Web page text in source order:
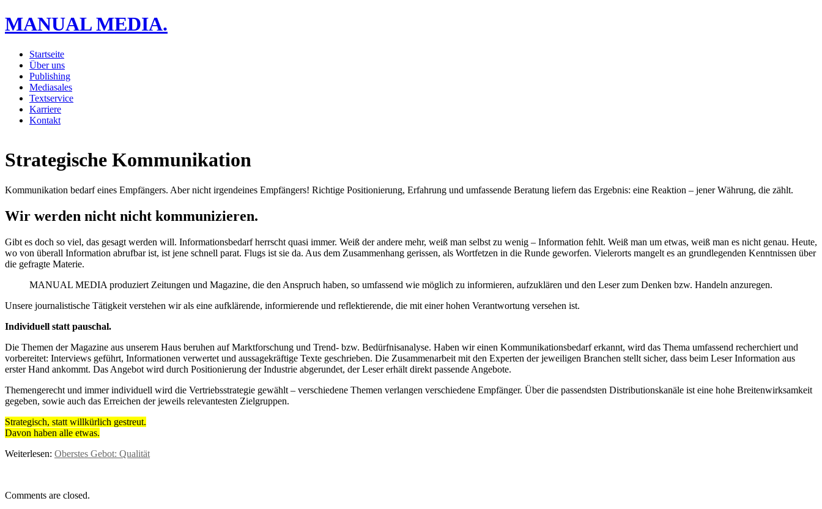
MANUAL MEDIA.
Startseite
Über uns
Publishing
Mediasales
Textservice
Karriere
Kontakt
Strategische Kommunikation
Kommunikation bedarf eines Empfängers. Aber nicht irgendeines Empfängers! Richtige Positionierung, Erfahrung und umfassende Beratung liefern das Ergebnis: eine Reaktion – jener Währung, die zählt.
Wir werden nicht nicht kommunizieren.
Gibt es doch so viel, das gesagt werden will. Informationsbedarf herrscht quasi immer. Weiß der andere mehr, weiß man selbst zu wenig – Information fehlt. Weiß man um etwas, weiß man es nicht genau. Heute,
wo von überall Information abrufbar ist, ist jene schnell parat. Flugs ist sie da. Aus dem Zusammenhang gerissen, als Wortfetzen in die Runde geworfen. Vielerorts mangelt es an grundlegenden Kenntnissen über
die gefragte Materie.
MANUAL MEDIA produziert Zeitungen und Magazine, die den Anspruch haben, so umfassend wie möglich zu informieren, aufzuklären und den Leser zum Denken bzw. Handeln anzuregen.
Unsere journalistische Tätigkeit verstehen wir als eine aufklärende, informierende und reflektierende, die mit einer hohen Verantwortung versehen ist.
Individuell statt pauschal.
Die Themen der Magazine aus unserem Haus beruhen auf Marktforschung und Trend- bzw. Bedürfnisanalyse. Haben wir einen Kommunikationsbedarf erkannt, wird das Thema umfassend recherchiert und
vorbereitet: Interviews geführt, Informationen verwertet und aussagekräftige Texte geschrieben. Die Zusammenarbeit mit den Experten der jeweiligen Branchen stellt sicher, dass beim Leser Information aus
erster Hand ankommt. Das Angebot wird durch Positionierung der Industrie abgerundet, der Leser erhält direkt passende Angebote.
Themengerecht und immer individuell wird die Vertriebsstrategie gewählt – verschiedene Themen verlangen verschiedene Empfänger. Über die passendsten Distributionskanäle ist eine hohe Breitenwirksamkeit
gegeben, sowie auch das Erreichen der jeweils relevantesten Zielgruppen.
Strategisch, statt willkürlich gestreut.
Davon haben alle etwas.
Weiterlesen: Oberstes Gebot: Qualität
Comments are closed.